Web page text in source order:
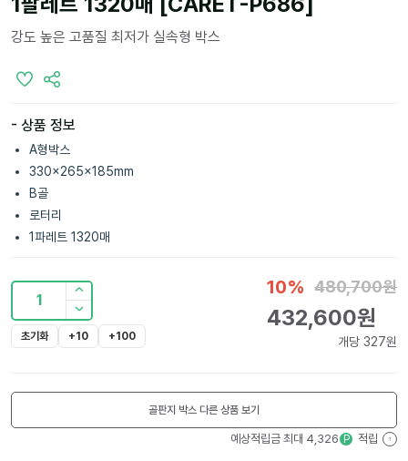
강도 높은 고품질 최저가 실속형 박스
- 상품 정보
A형박스
330x265x185mm
B골
로터리
1파레트 1320매
1
초기화 +10 +100
10% 480,700원
432,600원
개당 327원
골판지 박스 다른 상품 보기
예상적립금 최대 4,326 P 적립 ?